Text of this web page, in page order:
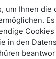
um Ihnen die
in den